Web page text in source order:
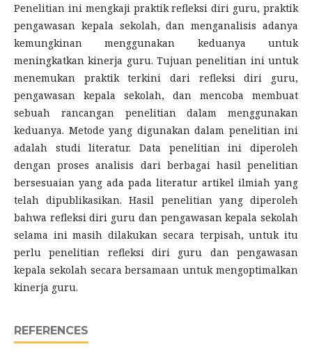
Penelitian ini mengkaji praktik refleksi diri guru, praktik
pengawasan kepala sekolah, dan menganalisis adanya
kemungkinan menggunakan keduanya untuk
meningkatkan kinerja guru. Tujuan penelitian ini untuk
menemukan praktik terkini dari refleksi diri guru,
pengawasan kepala sekolah, dan mencoba membuat
sebuah rancangan penelitian dalam menggunakan
keduanya. Metode yang digunakan dalam penelitian ini
adalah studi literatur. Data penelitian ini diperoleh
dengan proses analisis dari berbagai hasil penelitian
bersesuaian yang ada pada literatur artikel ilmiah yang
telah dipublikasikan. Hasil penelitian yang diperoleh
bahwa refleksi diri guru dan pengawasan kepala sekolah
selama ini masih dilakukan secara terpisah, untuk itu
perlu penelitian refleksi diri guru dan pengawasan
kepala sekolah secara bersamaan untuk mengoptimalkan
kinerja guru.
REFERENCES